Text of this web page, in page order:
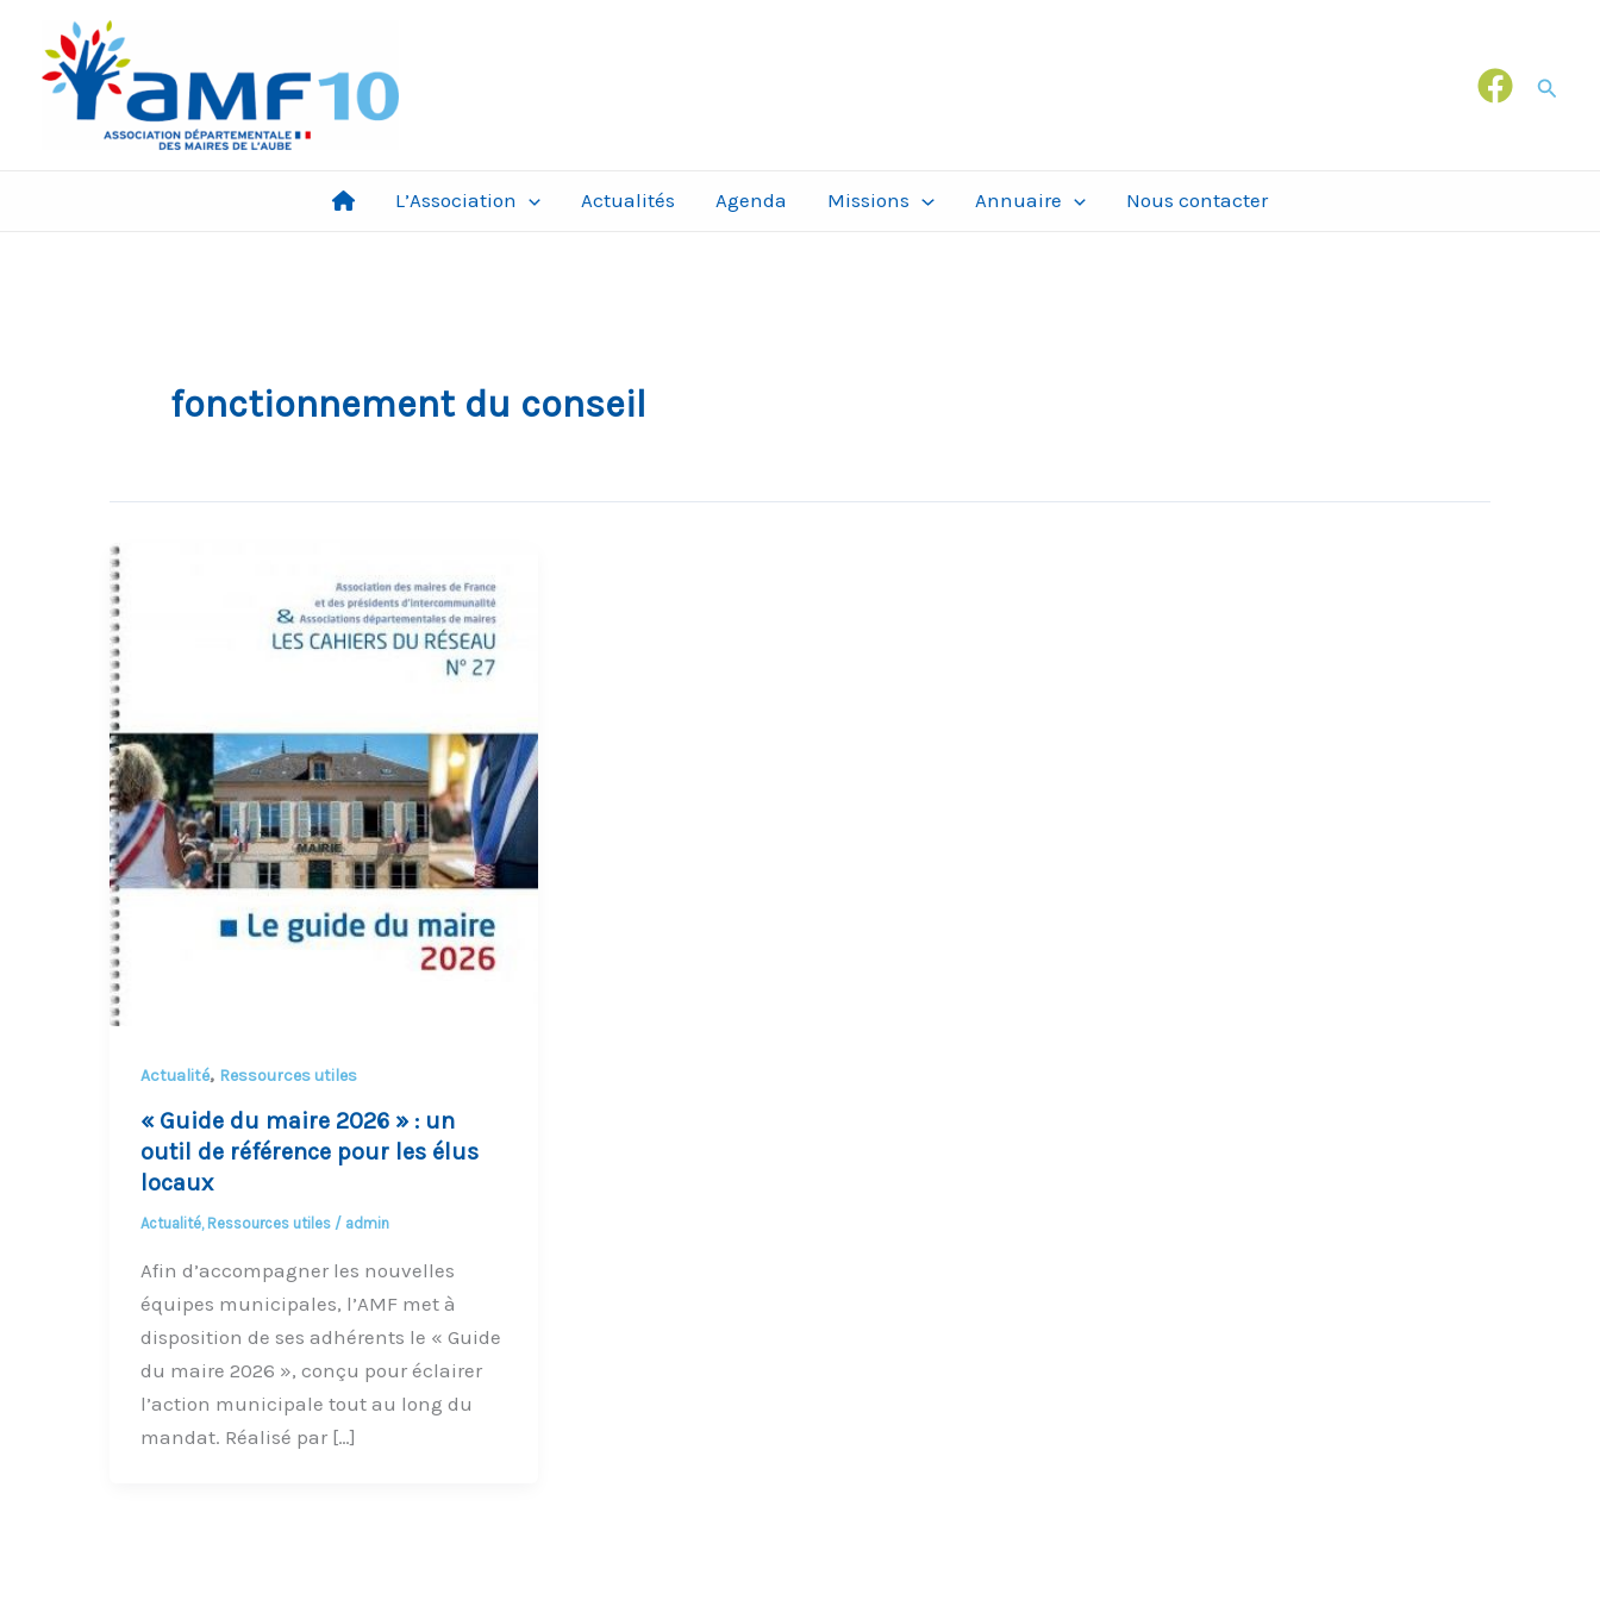
contenu
L’Association Actualités Agenda Missions Annuaire Nous contacter
fonctionnement du conseil
Actualité, Ressources utiles
« Guide du maire 2026 » : un
outil de référence pour les élus
locaux
Actualité, Ressources utiles/ admin
Afin d’accompagner les nouvelles
équipes municipales, l’AMF met à
disposition de ses adhérents le « Guide
du maire 2026 », conçu pour éclairer
l’action municipale tout au long du
mandat. Réalisé par […]